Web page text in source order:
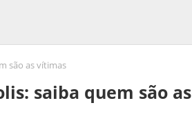
são as vítimas
saiba quem são as